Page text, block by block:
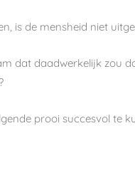
is de mensheid niet
dat daadwerkelijk zou
prooi succesvol te